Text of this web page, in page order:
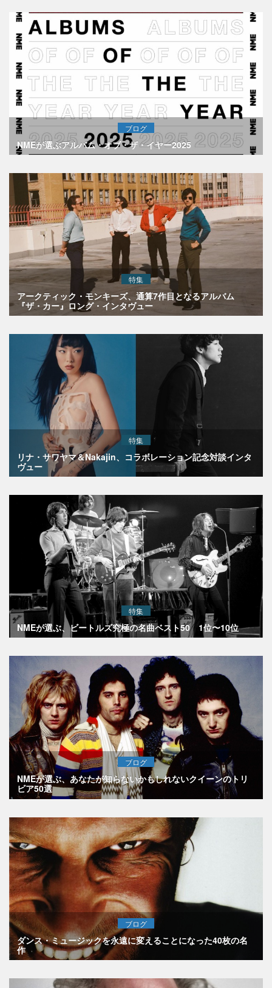
ブログ
NMEが選ぶアルバム・オブ・ザ・イヤー2025
特集
アークティック・モンキーズ、通算7作目となるアルバム
『ザ・カー』ロング・インタヴュー
特集
リナ・サワヤマ＆Nakajin、コラボレーション記念対談インタ
ヴュー
特集
NMEが選ぶ、ビートルズ究極の名曲ベスト50 1位〜10位
ブログ
NMEが選ぶ、あなたが知らないかもしれないクイーンのトリ
ビア50選
ブログ
ダンス・ミュージックを永遠に変えることになった40枚の名
作